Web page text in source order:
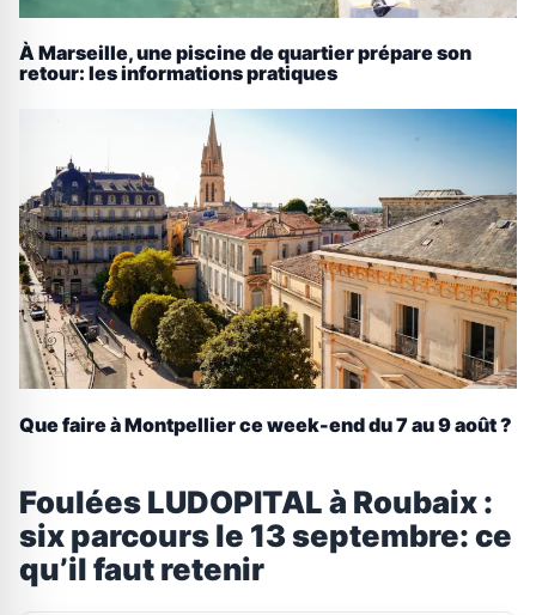
À Marseille, une piscine de quartier prépare son
retour: les informations pratiques
Que faire à Montpellier ce week-end du 7 au 9 août ?
Foulées LUDOPITAL à Roubaix :
six parcours le 13 septembre: ce
qu’il faut retenir